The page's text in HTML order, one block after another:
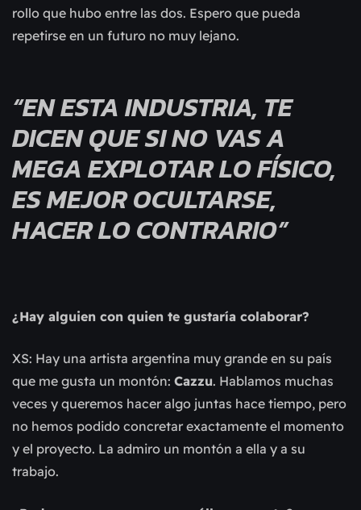
rollo que hubo entre las dos. Espero que pueda
repetirse en un futuro no muy lejano.
“EN ESTA INDUSTRIA, TE
DICEN QUE SI NO VAS A
MEGA EXPLOTAR LO FÍSICO,
ES MEJOR OCULTARSE,
HACER LO CONTRARIO”
¿Hay alguien con quien te gustaría colaborar?
XS: Hay una artista argentina muy grande en su país
que me gusta un montón: Cazzu. Hablamos muchas
veces y queremos hacer algo juntas hace tiempo, pero
no hemos podido concretar exactamente el momento
y el proyecto. La admiro un montón a ella y a su
trabajo.